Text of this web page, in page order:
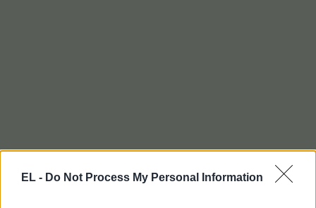
EL - Do Not Process My Personal Information